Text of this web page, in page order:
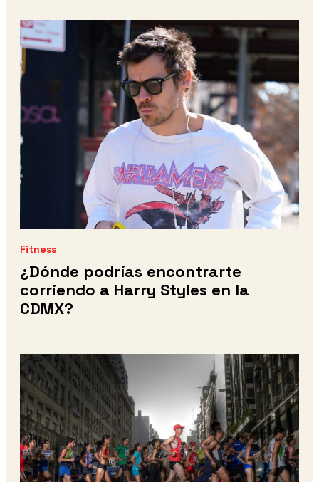
Fitness
¿Dónde podrías encontrarte
corriendo a Harry Styles en la
CDMX?